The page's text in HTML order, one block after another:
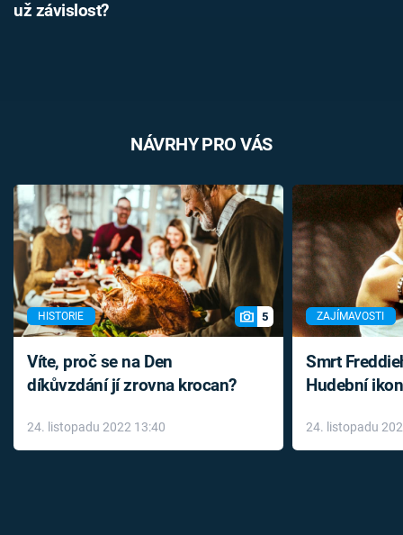
už závislost?
NÁVRHY PRO VÁS
HISTORIE 5
Víte, proč se na Den
díkůvzdání jí zrovna krocan?
24. listopadu 2022 13:40
ZAJÍMAVOSTI
Smrt
Hudební
léky
24. listopadu